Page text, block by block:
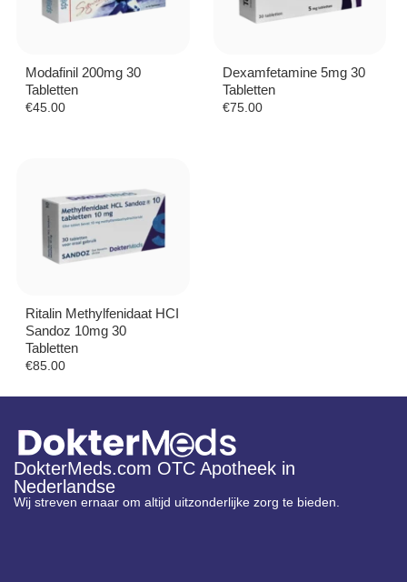
Modafinil 200mg 30
Tabletten
€45.00
Dexamfetamine 5mg 30
Tabletten
€75.00
Ritalin Methylfenidaat HCI
Sandoz 10mg 30
Tabletten
€85.00
DokterMeds.com OTC Apotheek in
Nederlandse
Wij streven ernaar om altijd uitzonderlijke zorg te bieden.